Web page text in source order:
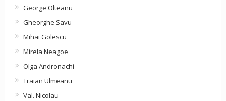
George Olteanu
Gheorghe Savu
Mihai Golescu
Mirela Neagoe
Olga Andronachi
Traian Ulmeanu
Val. Nicolau